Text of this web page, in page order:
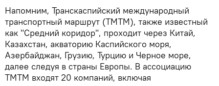
Напомним, Транскаспийский международный
транспортный маршрут (ТМТМ), также известный
как "Средний коридор", проходит через Китай,
Казахстан, акваторию Каспийского моря,
Азербайджан, Грузию, Турцию и Черное море,
далее следуя в страны Европы. В ассоциацию
ТМТМ входят 20 компаний, включая